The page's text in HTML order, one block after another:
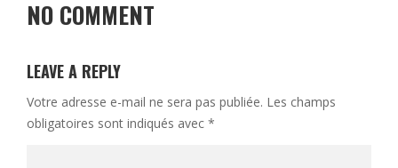
NO COMMENT
LEAVE A REPLY
Votre adresse e-mail ne sera pas publiée. Les champs
obligatoires sont indiqués avec *